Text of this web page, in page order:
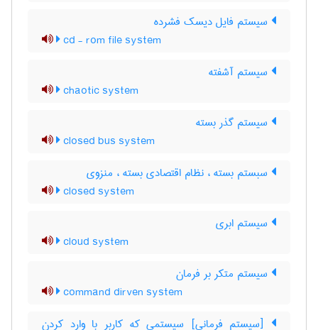
سیستم فایل دیسک فشرده
cd - rom file system
سیستم آشفته
chaotic system
سیستم گذر بسته
closed bus system
سبستم بسته ، نظام اقتصادی بسته ، منزوی
closed system
سیستم ابری
cloud system
سیستم متکر بر فرمان
command dirven system
[سیستم فرمانی] سیستمی که کاربر با وارد کردن